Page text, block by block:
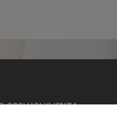
OBSŁUGI KLIENTA